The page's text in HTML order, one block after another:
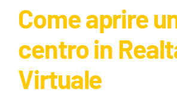
Come aprire un centro in
Come aprire
centro in
Virtuale